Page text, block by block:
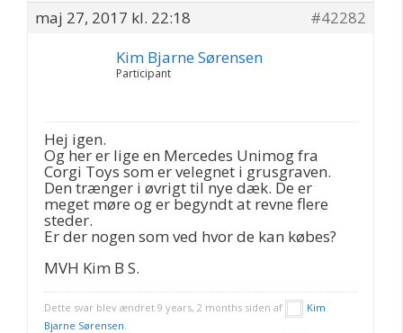
maj 27, 2017 kl. 22:18
#42282
Kim Bjarne Sørensen
Participant
Hej igen.
Og her er lige en Mercedes Unimog fra
Corgi Toys som er velegnet i grusgraven.
Den trænger i øvrigt til nye dæk. De er
meget møre og er begyndt at revne flere
steder.
Er der nogen som ved hvor de kan købes?
MVH Kim B S.
Dette svar blev ændret 9 years, 2 months siden af
Kim
Bjarne Sørensen